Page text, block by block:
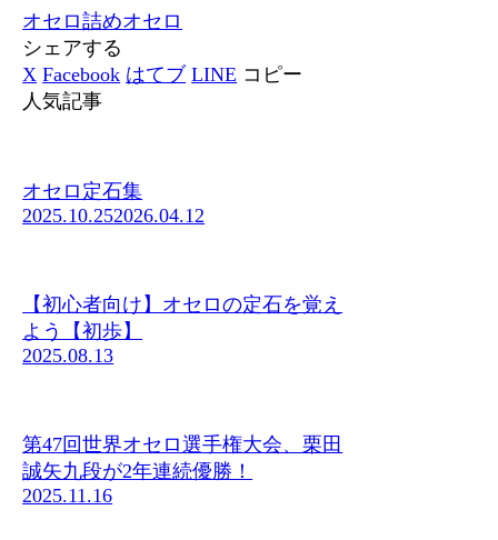
オセロ詰めオセロ
シェアする
X Facebook はてブ LINE コピー
人気記事
オセロ定石集
2025.10.252026.04.12
【初心者向け】オセロの定石を覚え
よう【初歩】
2025.08.13
第47回世界オセロ選手権大会、栗田
誠矢九段が2年連続優勝！
2025.11.16